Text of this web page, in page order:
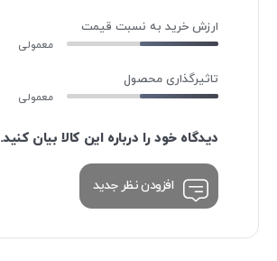
ارزش خرید به نسبت قیمت
معمولی
تاثیرگذاری محصول
معمولی
دیدگاه خود را درباره این کالا بیان کنید.
افزودن نظر جدید